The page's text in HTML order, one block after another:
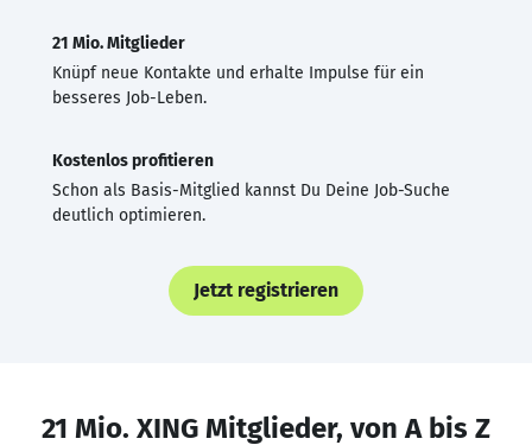
21 Mio. Mitglieder
Knüpf neue Kontakte und erhalte Impulse für ein
besseres Job-Leben.
Kostenlos profitieren
Schon als Basis-Mitglied kannst Du Deine Job-Suche
deutlich optimieren.
Jetzt registrieren
21 Mio. XING Mitglieder, von A bis Z